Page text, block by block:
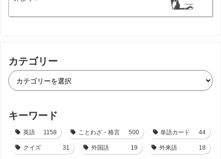
カテゴリー
キーワード
英語 1158 ことわざ・格言 500 単語カード 44
クイズ 31 外国語 19 外来語 18